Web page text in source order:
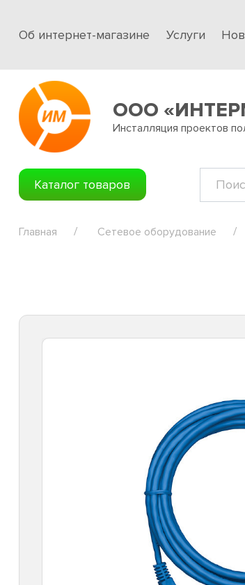
Об интернет-магазине Услуги
ООО
Инсталляция проектов
Каталог товаров
Главная Сетевое оборудование